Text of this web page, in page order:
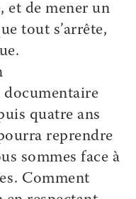
et de mener un
tout s’arrête,
quatre ans
reprendre
sommes face à
Comment